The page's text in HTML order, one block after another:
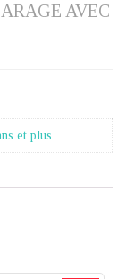
AVEC
et plus